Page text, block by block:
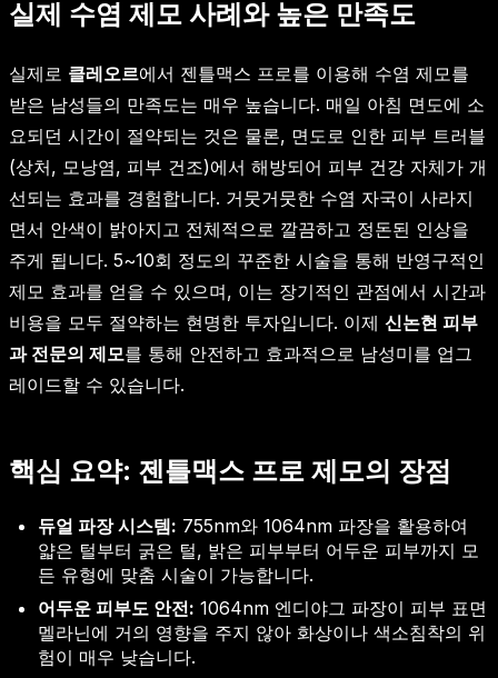
실제 수염 제모 사례와 높은 만족도
실제로 클레오르에서 젠틀맥스 프로를 이용해 수염 제모를
받은 남성들의 만족도는 매우 높습니다. 매일 아침 면도에 소
요되던 시간이 절약되는 것은 물론, 면도로 인한 피부 트러블
(상처, 모낭염, 피부 건조)에서 해방되어 피부 건강 자체가 개
선되는 효과를 경험합니다. 거뭇거뭇한 수염 자국이 사라지
면서 안색이 밝아지고 전체적으로 깔끔하고 정돈된 인상을
주게 됩니다. 5~10회 정도의 꾸준한 시술을 통해 반영구적인
제모 효과를 얻을 수 있으며, 이는 장기적인 관점에서 시간과
비용을 모두 절약하는 현명한 투자입니다. 이제 신논현 피부
과 전문의 제모를 통해 안전하고 효과적으로 남성미를 업그
레이드할 수 있습니다.
핵심 요약: 젠틀맥스 프로 제모의 장점
듀얼 파장 시스템: 755nm와 1064nm 파장을 활용하여
얇은 털부터 굵은 털, 밝은 피부부터 어두운 피부까지 모
든 유형에 맞춤 시술이 가능합니다.
어두운 피부도 안전: 1064nm 엔디야그 파장이 피부 표면
멜라닌에 거의 영향을 주지 않아 화상이나 색소침착의 위
험이 매우 낮습니다.